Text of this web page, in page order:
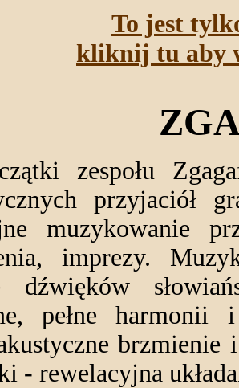
To jest
kliknij tu aby
zespołu
przyjaciół
muzykowanie
imprezy.
dźwięków
pełne harmonii
- rewelacyjna